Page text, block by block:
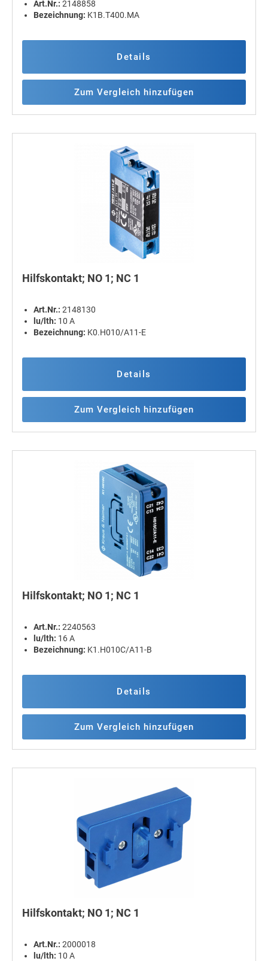
Art.Nr.: 2148858
Bezeichnung: K1B.T400.MA
Details
Zum Vergleich hinzufügen
Hilfskontakt; NO 1; NC 1
Art.Nr.: 2148130
lu/lth: 10 A
Bezeichnung: K0.H010/A11-E
Details
Zum Vergleich hinzufügen
Hilfskontakt; NO 1; NC 1
Art.Nr.: 2240563
lu/lth: 16 A
Bezeichnung: K1.H010C/A11-B
Details
Zum Vergleich hinzufügen
Hilfskontakt; NO 1; NC 1
Art.Nr.: 2000018
lu/lth: 10 A